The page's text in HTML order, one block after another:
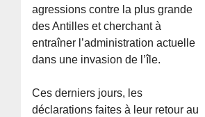
agressions contre la plus grande
des Antilles et cherchant à
entraîner l’administration actuelle
dans une invasion de l’île.
Ces derniers jours, les
déclarations faites à leur retour au